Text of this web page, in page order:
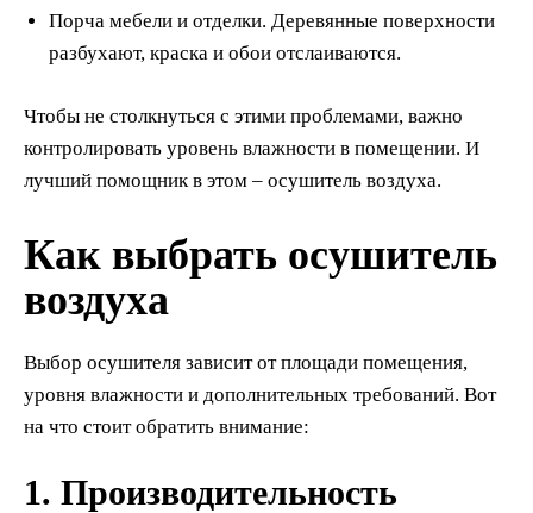
Порча мебели и отделки. Деревянные поверхности
разбухают, краска и обои отслаиваются.
Чтобы не столкнуться с этими проблемами, важно
контролировать уровень влажности в помещении. И
лучший помощник в этом – осушитель воздуха.
Как выбрать осушитель
воздуха
Выбор осушителя зависит от площади помещения,
уровня влажности и дополнительных требований. Вот
на что стоит обратить внимание:
1. Производительность